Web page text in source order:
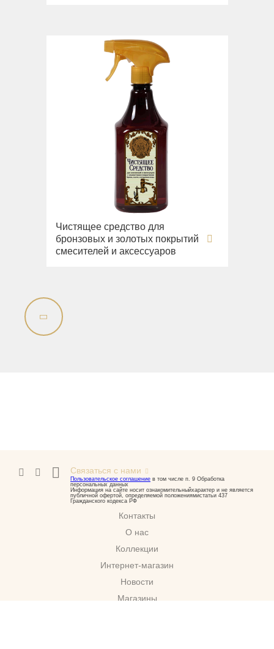
Чистящее средство для
бронзовых и золотых покрытий
смесителей и аксессуаров
Контакты
О нас
Коллекции
Интернет-магазин
Новости
Магазины
Связаться с нами
Пользовательское соглашение в том числе п. 9 Обработка
персональных данных
Информация на сайте носит ознакомительныйхарактер и не является
публичной офертой, определяемой положениямистатьи 437
Гражданского кодекса РФ